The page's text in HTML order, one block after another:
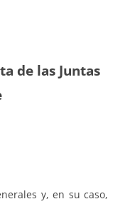
de las Juntas
y, en su caso,